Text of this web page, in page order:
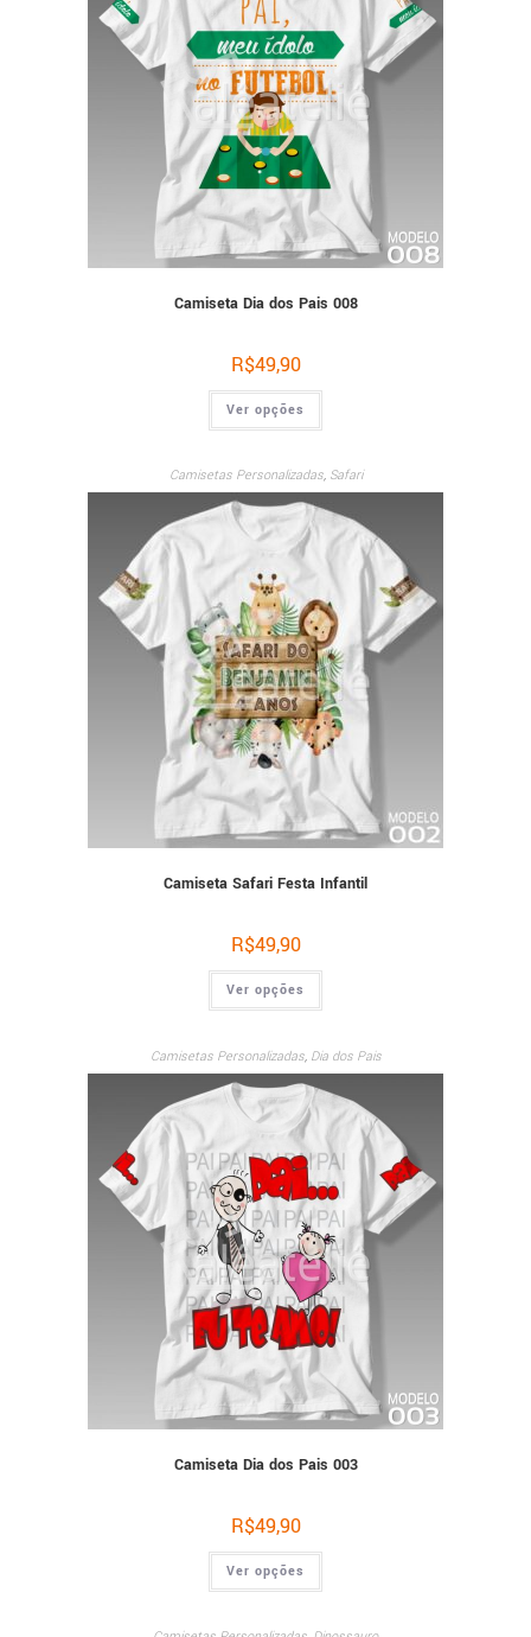
Camiseta Dia dos Pais 008
R$49,90
Ver opções
Camisetas Personalizadas, Safari
Camiseta Safari Festa Infantil
R$49,90
Ver opções
Camisetas Personalizadas, Dia dos Pais
Camiseta Dia dos Pais 003
R$49,90
Ver opções